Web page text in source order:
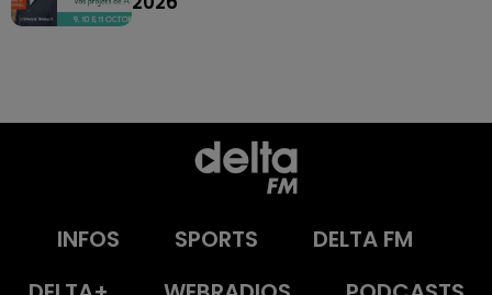
INFOS SPORTS
DELTA FM